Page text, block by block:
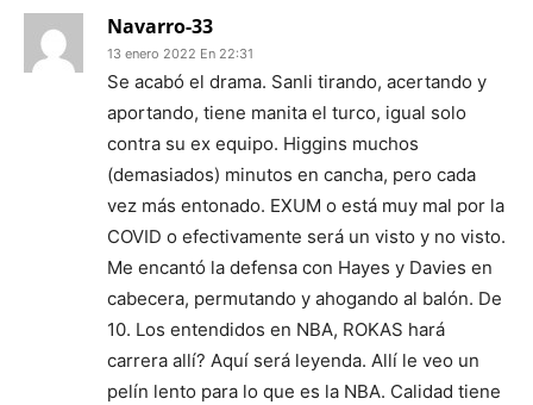
Navarro-33
13 enero 2022 En 22:31
Se acabó el drama. Sanli tirando, acertando y
aportando, tiene manita el turco, igual solo
contra su ex equipo. Higgins muchos
(demasiados) minutos en cancha, pero cada
vez más entonado. EXUM o está muy mal por la
COVID o efectivamente será un visto y no visto.
Me encantó la defensa con Hayes y Davies en
cabecera, permutando y ahogando al balón. De
10. Los entendidos en NBA, ROKAS hará
carrera allí? Aquí será leyenda. Allí le veo un
pelín lento para lo que es la NBA. Calidad tiene